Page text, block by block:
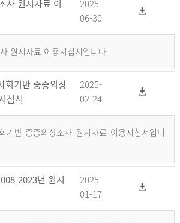
사 원시자료 이
2025-
06-30
원시자료 이용지침서입니다.
회기반 중증외상
침서
2025-
02-24
기반 중증외상조사 원시자료 이용지침서입니
2023년 원시
2025-
01-17